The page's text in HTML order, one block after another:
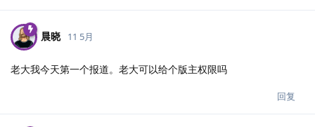
晨晓 11 5月
老大我今天第一个报道。老大可以给个版主权限吗
回复